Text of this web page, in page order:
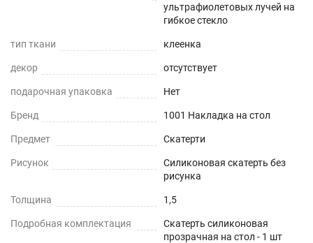
Защита поверхностей от механических
Термостойкость
До +70°С.
Влагостойкость
Защита поверхности вашего стола от воды и
ультрафиолетовых лучей на
гибкое стекло
тип ткани клеенка
декор отсутствует
подарочная упаковка Нет
Бренд 1001 Накладка на стол
Предмет Скатерти
Рисунок
Силиконовая скатерть без
рисунка
Толщина 1,5
Подробная комплектация
Скатерть силиконовая
прозрачная на стол - 1 шт